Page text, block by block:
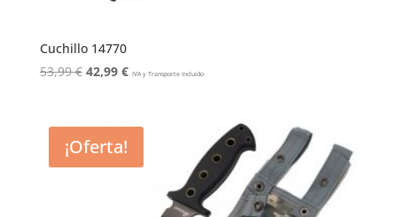
Cuchillo 14770
53,99€ El
era:
53,99 €.
42,99 €El
es:
IVA y Transporte Incluido
¡Oferta!